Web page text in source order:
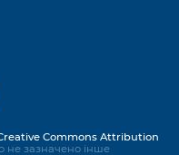
Commons Attribution
не зазначено інше